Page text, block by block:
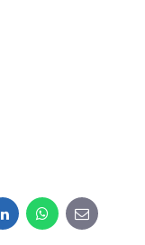
LinkedInWhatsApp
E-
mail